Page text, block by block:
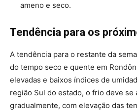
ameno e seco.
Tendência para os
A tendência para o restante da
do tempo seco e quente em
elevadas e baixos índices de
região Sul do estado, o frio deve se
gradualmente, com elevação das